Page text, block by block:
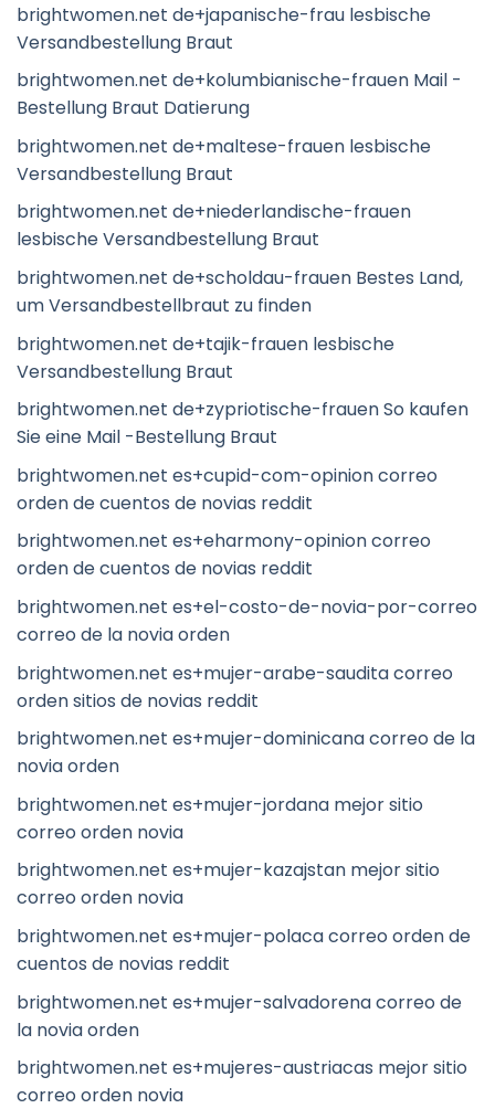
brightwomen.net de+japanische-frau lesbische
Versandbestellung Braut
brightwomen.net de+kolumbianische-frauen Mail -
Bestellung Braut Datierung
brightwomen.net de+maltese-frauen lesbische
Versandbestellung Braut
brightwomen.net de+niederlandische-frauen
lesbische Versandbestellung Braut
brightwomen.net de+scholdau-frauen Bestes Land,
um Versandbestellbraut zu finden
brightwomen.net de+tajik-frauen lesbische
Versandbestellung Braut
brightwomen.net de+zypriotische-frauen So kaufen
Sie eine Mail -Bestellung Braut
brightwomen.net es+cupid-com-opinion correo
orden de cuentos de novias reddit
brightwomen.net es+eharmony-opinion correo
orden de cuentos de novias reddit
brightwomen.net es+el-costo-de-novia-por-correo
correo de la novia orden
brightwomen.net es+mujer-arabe-saudita correo
orden sitios de novias reddit
brightwomen.net es+mujer-dominicana correo de la
novia orden
brightwomen.net es+mujer-jordana mejor sitio
correo orden novia
brightwomen.net es+mujer-kazajstan mejor sitio
correo orden novia
brightwomen.net es+mujer-polaca correo orden de
cuentos de novias reddit
brightwomen.net es+mujer-salvadorena correo de
la novia orden
brightwomen.net es+mujeres-austriacas mejor sitio
correo orden novia